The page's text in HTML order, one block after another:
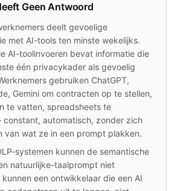
Geen Antwoord
deelt gevoelige
met AI-tools ten minste wekelijks.
AI-toolinvoeren bevat informatie die
één privacykader als gevoelig
gebruiken ChatGPT,
Gemini om contracten op te stellen,
te vatten, spreadsheets te
automatisch, zonder zich
van wat ze in een prompt plakken.
systemen kunnen de semantische
natuurlijke-taalprompt niet
een ontwikkelaar die een AI